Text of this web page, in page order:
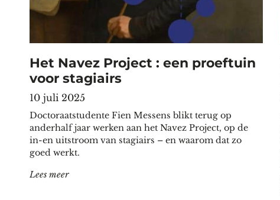
Het Navez Project : een proeftuin
voor stagiairs
10 juli 2025
Doctoraatstudente Fien Messens blikt terug op
anderhalf jaar werken aan het Navez Project, op de
in-en uitstroom van stagiairs – en waarom dat zo
goed werkt.
Lees meer"Het Navez Project : een proeftuin voor stagiairs"